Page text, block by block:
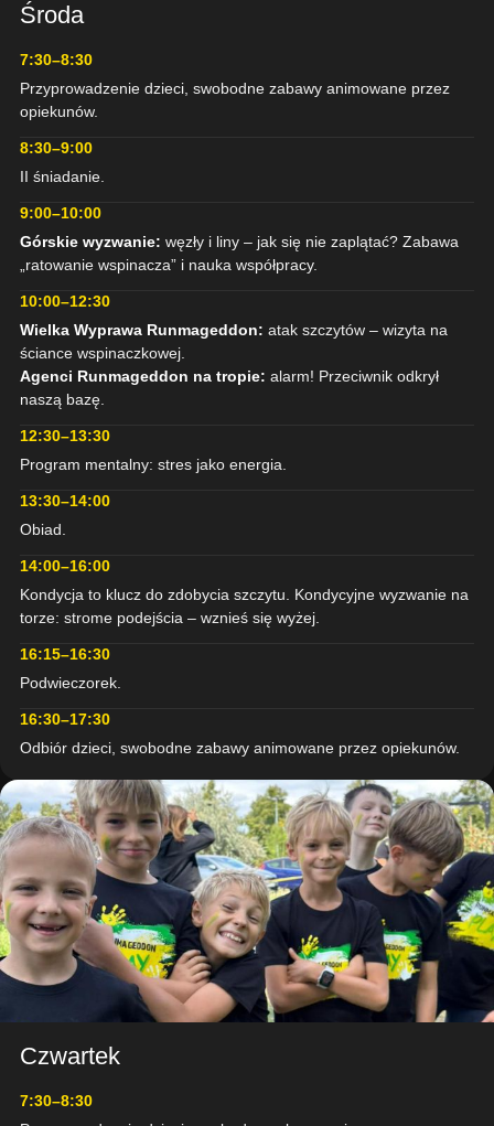
DZIEŃ 3
GÓRSKIE
Środa
7:30–8:30
Przyprowadzenie dzieci, swobodne zabawy animowane przez
opiekunów.
8:30–9:00
II śniadanie.
9:00–10:00
Górskie wyzwanie: węzły i liny – jak się nie zaplątać? Zabawa
„ratowanie wspinacza” i nauka współpracy.
10:00–12:30
Wielka Wyprawa Runmageddon: atak szczytów – wizyta na
ściance wspinaczkowej.
Agenci Runmageddon na tropie: alarm! Przeciwnik odkrył
naszą bazę.
12:30–13:30
Program mentalny: stres jako energia.
13:30–14:00
Obiad.
14:00–16:00
Kondycja to klucz do zdobycia szczytu. Kondycyjne wyzwanie na
torze: strome podejścia – wznieś się wyżej.
16:15–16:30
Podwieczorek.
16:30–17:30
Odbiór dzieci, swobodne zabawy animowane przez opiekunów.
DZIEŃ 4
DZIKA
Czwartek
7:30–8:30